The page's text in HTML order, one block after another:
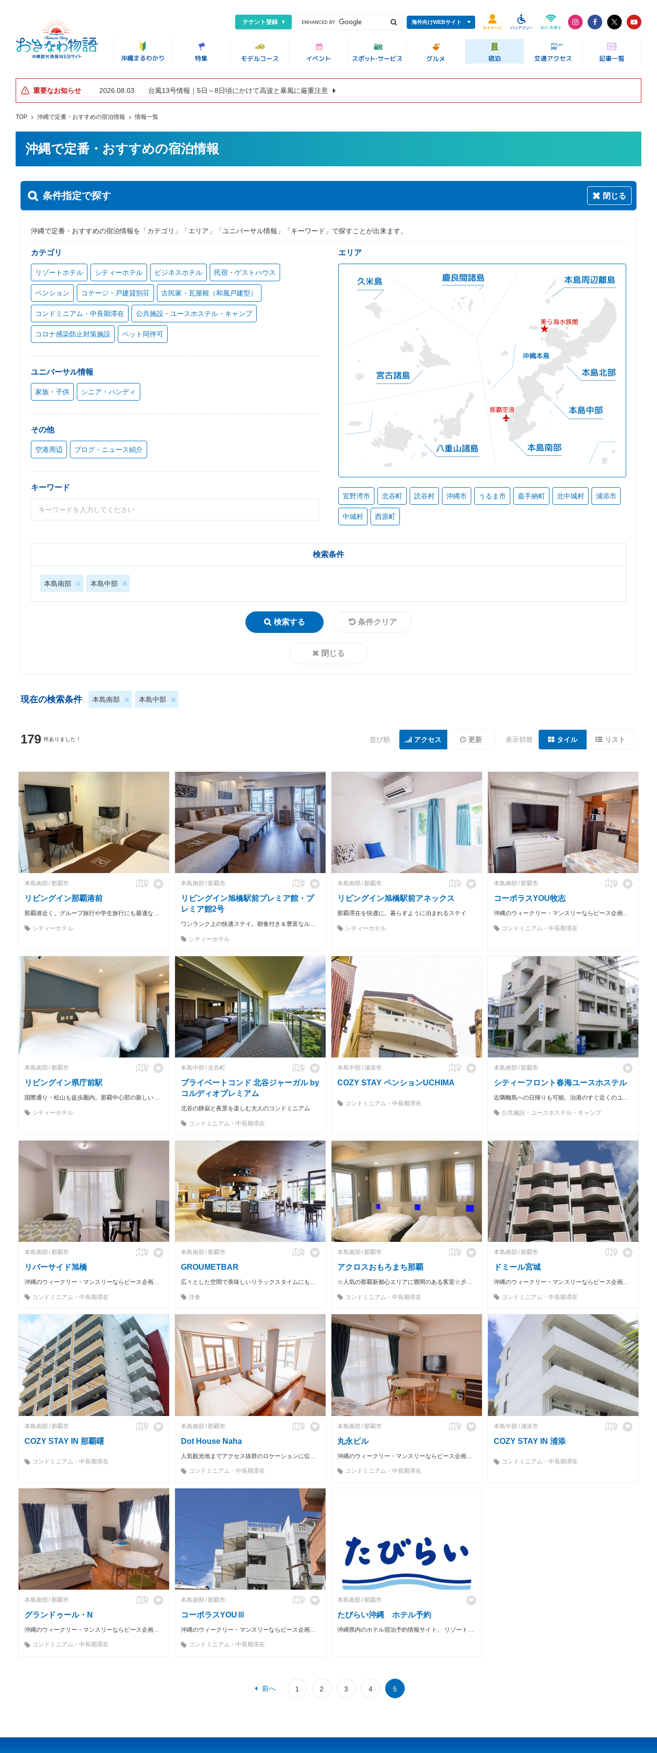
テナント登録 海外向けWEBサイト
重要なお知らせ 2026.08.03 台風13号情報｜5日～8日頃にかけて高波と暴風に厳重注意
TOP 沖縄で定番・おすすめの宿泊情報 情報一覧
沖縄で定番・おすすめの宿泊情報
条件指定で探す 閉じる
沖縄で定番・おすすめの宿泊情報を「カテゴリ」「エリア」「ユニバーサル情報」「キーワード」で探すことが出来ます。
カテゴリ
リゾートホテル シティーホテル ビジネスホテル 民宿・ゲストハウス
ペンション コテージ・戸建貸別荘 古民家・瓦屋根（和風戸建型）
コンドミニアム・中長期滞在 公共施設・ユースホステル・キャンプ
コロナ感染防止対策施設 ペット同伴可
ユニバーサル情報
家族・子供 シニア・ハンディ
その他
空港周辺 ブログ・ニュース紹介
キーワード
エリア
宜野湾市 北谷町 読谷村 沖縄市 うるま市 嘉手納町 北中城村 浦添市
中城村 西原町
検索条件
本島南部 本島中部
検索する 条件クリア
閉じる
現在の検索条件 本島南部 本島中部
179 件ありました！ 並び順 アクセス 更新 表示切替 タイル リスト
本島南部 那覇市
リビングイン那覇港前
那覇港近く。グループ旅行や学生旅行にも最適なコンドミニアム
シティーホテル
本島南部 那覇市
リビングイン旭橋駅前プレミア館・プ
レミア館2号
ワンランク上の快適ステイ。朝食付き＆豊富なルームタイプ
シティーホテル
本島南部 那覇市
リビングイン旭橋駅前アネックス
那覇滞在を快適に。暮らすように泊まれるステイ
シティーホテル
本島南部 那覇市
コーポラスYOU牧志
沖縄のウィークリー・マンスリーならピース企画へお任せを！ 設備付きでバック1つで即入居可能！
コンドミニアム・中長期滞在
本島南部 那覇市
リビングイン県庁前駅
国際通り・松山も徒歩圏内。那覇中心部の新しい滞在拠点
シティーホテル
本島中部 北谷町
プライベートコンド 北谷ジャーガル by
コルディオプレミアム
北谷の静寂と夜景を楽しむ大人のコンドミニアム
コンドミニアム・中長期滞在
本島中部 浦添市
COZY STAY ペンションUCHIMA
コンドミニアム・中長期滞在
本島南部 那覇市
シティーフロント春海ユースホステル
近隣離島への日帰りも可能。泊港のすぐ近くのユースホステル。
公共施設・ユースホステル・キャンプ
本島南部 那覇市
リバーサイド旭橋
沖縄のウィークリー・マンスリーならピース企画へお任せを！ 設備付きでバック1つで即入居可能！
コンドミニアム・中長期滞在
本島南部 那覇市
GROUMETBAR
広々とした空間で美味しいリラックスタイムにもワークタイムにも カジュアルスタイリッシュなシグネチャーカフェ
洋食
本島南部 那覇市
アクロスおもろまち那覇
☆人気の那覇新都心エリアに畳間のある客室☆彡無料駐車場完備・全室バストイレ別・キッチン・洗濯機・Wi-Fi完備☆
コンドミニアム・中長期滞在
本島南部 那覇市
ドミール宮城
沖縄のウィークリー・マンスリーならピース企画へお任せを！ 設備付きでバック1つで即入居可能！
コンドミニアム・中長期滞在
本島南部 那覇市
COZY STAY IN 那覇曙
コンドミニアム・中長期滞在
本島南部 那覇市
Dot House Naha
コンドミニアム・中長期滞在
本島南部 那覇市
丸永ビル
コンドミニアム・中長期滞在
本島中部 浦添市
COZY STAY IN 浦添
コンドミニアム・中長期滞在
本島南部 那覇市
グランドゥール・N
コンドミニアム・中長期滞在
本島南部 那覇市
コーポラスYOUⅢ
コンドミニアム・中長期滞在
本島南部 那覇市
たびらい沖縄 ホテル予約
前へ 1 2 3 4 5